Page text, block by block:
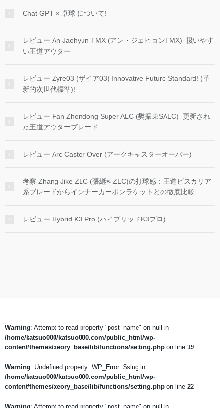
Chat GPT × 卓球 について!
レビュー An Jaehyun TMX (アン・ジェヒョンTMX)_扱いやす
い王道アウター
レビュー Zyre03 (ザイア03) Innovative Future Standard! (革
新的次世代標準)!
レビュー Fan Zhendong Super ALC (樊振東SALC)_更新され
た王道アウターブレード
レビュー Arc Caster Over (アークキャスターオーバー)
考察 Zhang Jike ZLC (張継科ZLC)の打球感：王道ビスカリア
系ブレードからインナーカーボンラケットとの徹底比較
レビュー Hybrid K3 Pro (ハイブリッドK3プロ)
Warning: Attempt to read property "post_name" on null in
/home/katsuo000/katsuo000.com/public_html/wp-
content/themes/xeory_base/lib/functions/setting.php on line 19
Warning: Undefined property: WP_Error::$slug in
/home/katsuo000/katsuo000.com/public_html/wp-
content/themes/xeory_base/lib/functions/setting.php on line 22
Warning: Attempt to read property "post_name" on null in